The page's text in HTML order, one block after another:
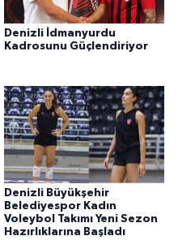
Denizli İdmanyurdu
Kadrosunu Güçlendiriyor
Denizli Büyükşehir
Belediyespor Kadın
Voleybol Takımı Yeni Sezon
Hazırlıklarına Başladı